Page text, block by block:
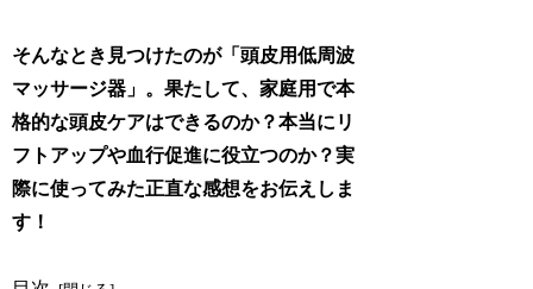
そんなとき見つけたのが「頭皮用低周波
マッサージ器」。果たして、家庭用で本
格的な頭皮ケアはできるのか？本当にリ
フトアップや血行促進に役立つのか？実
際に使ってみた正直な感想をお伝えしま
す！